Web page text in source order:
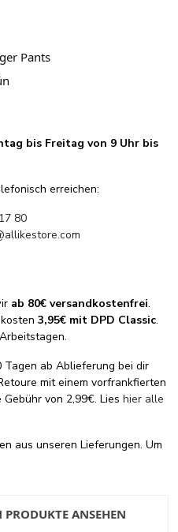
Pants
bis Freitag von 9 Uhr bis
erreichen:
80
ab 80€ versandkostenfrei.
3,95€ mit DPD Classic.
Tagen ab Ablieferung bei dir
mit einem vorfrankfierten
von 2,99€. Lies hier alle
aus unseren Lieferungen. Um
ANSEHEN